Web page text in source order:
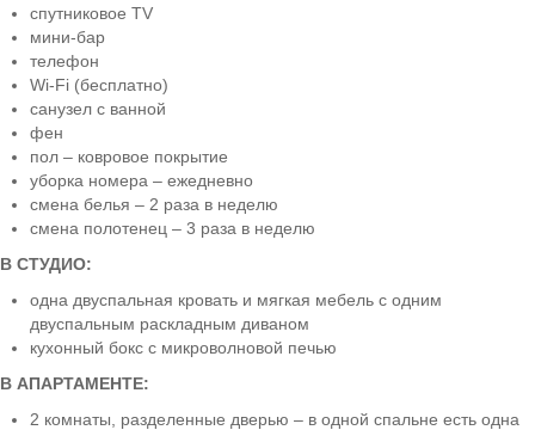
спутниковое TV
мини-бар
телефон
Wi-Fi (бесплатно)
санузел с ванной
фен
пол – ковровое покрытие
уборка номера – ежедневно
смена белья – 2 раза в неделю
смена полотенец – 3 раза в неделю
В СТУДИО:
одна двуспальная кровать и мягкая мебель с одним
двуспальным раскладным диваном
кухонный бокс с микроволновой печью
В АПАРТАМЕНТЕ:
2 комнаты, разделенные дверью – в одной спальне есть одна